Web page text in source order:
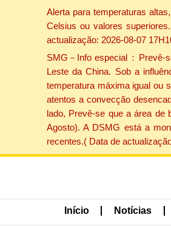
Alerta para temperaturas
Celsius ou valores
actualização: 2026-08-07
SMG－Info especial：Prevê-
Leste da China. Sob a
temperatura máxima igual ou
atentos a convecção
lado, Prevê-se que a área de
Agosto). A DSMG está a
recentes.( Data de
Início Notícias